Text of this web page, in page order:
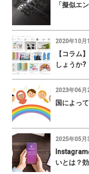
「擬似エ
2020年10月
【コラム
しょうか?
2023年06月
国によっ
2025年05月
いとは？